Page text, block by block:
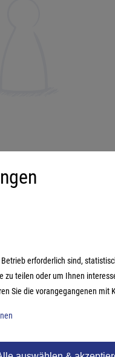
erforderlich sind,
teilen oder um Ihnen
Sie die vorangegangenen mit